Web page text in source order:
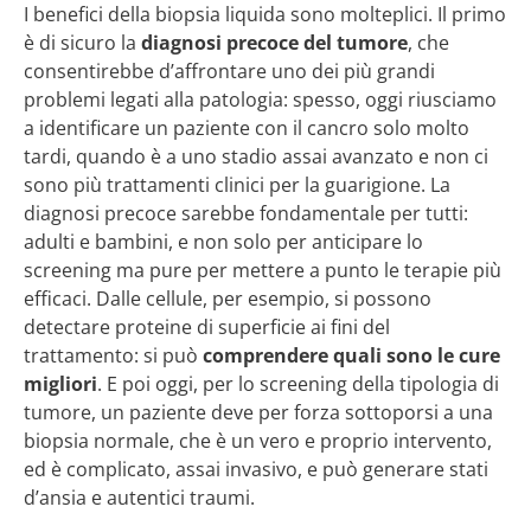
I benefici della biopsia liquida sono molteplici. Il primo
è di sicuro la diagnosi precoce del tumore, che
consentirebbe d’affrontare uno dei più grandi
problemi legati alla patologia: spesso, oggi riusciamo
a identificare un paziente con il cancro solo molto
tardi, quando è a uno stadio assai avanzato e non ci
sono più trattamenti clinici per la guarigione. La
diagnosi precoce sarebbe fondamentale per tutti:
adulti e bambini, e non solo per anticipare lo
screening ma pure per mettere a punto le terapie più
efficaci. Dalle cellule, per esempio, si possono
detectare proteine di superficie ai fini del
trattamento: si può comprendere quali sono le cure
migliori. E poi oggi, per lo screening della tipologia di
tumore, un paziente deve per forza sottoporsi a una
biopsia normale, che è un vero e proprio intervento,
ed è complicato, assai invasivo, e può generare stati
d’ansia e autentici traumi.